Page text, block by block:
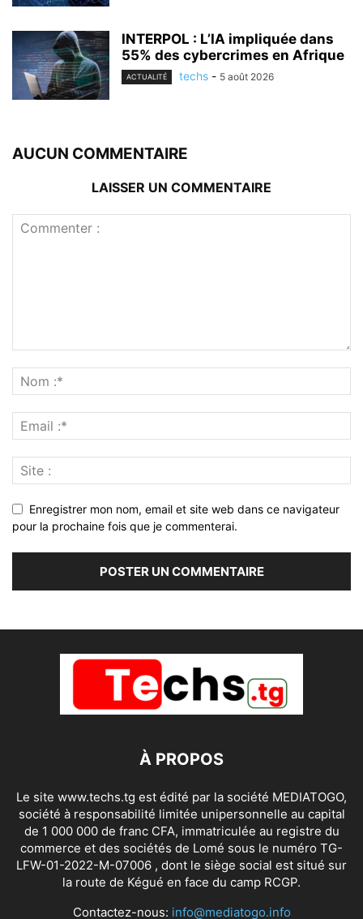
INTERPOL : L’IA impliquée dans
55% des cybercrimes en Afrique
ACTUALITÉ techs - 5 août 2026
AUCUN COMMENTAIRE
LAISSER UN COMMENTAIRE
Enregistrer mon nom, email et site web dans ce navigateur
pour la prochaine fois que je commenterai.
À PROPOS
Le site www.techs.tg est édité par la société MEDIATOGO,
société à responsabilité limitée unipersonnelle au capital
de 1 000 000 de franc CFA, immatriculée au registre du
commerce et des sociétés de Lomé sous le numéro TG-
LFW-01-2022-M-07006 , dont le siège social est situé sur
la route de Kégué en face du camp RCGP.
Contactez-nous: info@mediatogo.info